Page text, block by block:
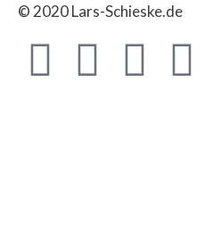
© 2020 Lars-Schieske.de